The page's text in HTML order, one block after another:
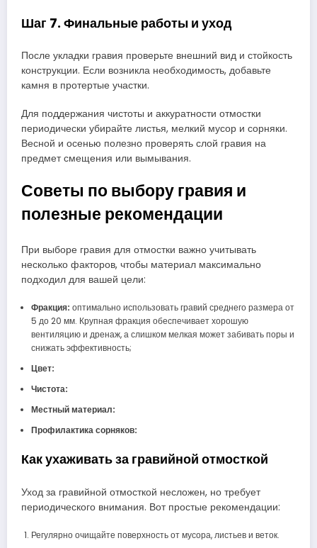
Шаг 7. Финальные работы и уход
После укладки гравия проверьте внешний вид и стойкость
конструкции. Если возникла необходимость, добавьте
камня в протертые участки.
Для поддержания чистоты и аккуратности отмостки
периодически убирайте листья, мелкий мусор и сорняки.
Весной и осенью полезно проверять слой гравия на
предмет смещения или вымывания.
Советы по выбору гравия и
полезные рекомендации
При выборе гравия для отмостки важно учитывать
несколько факторов, чтобы материал максимально
подходил для вашей цели:
Фракция: оптимально использовать гравий среднего размера от
5 до 20 мм. Крупная фракция обеспечивает хорошую
вентиляцию и дренаж, а слишком мелкая может забивать поры и
снижать эффективность;
Цвет:
Чистота:
Местный материал:
Профилактика сорняков:
Как ухаживать за гравийной отмосткой
Уход за гравийной отмосткой несложен, но требует
периодического внимания. Вот простые рекомендации:
Регулярно очищайте поверхность от мусора, листьев и веток.